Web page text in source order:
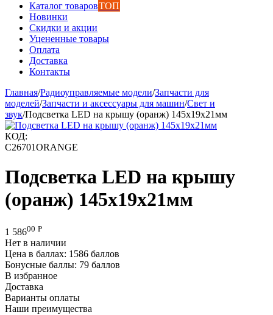
Каталог товаровТОП
Новинки
Скидки и акции
Уцененные товары
Оплата
Доставка
Контакты
Главная/Радиоуправляемые модели/Запчасти для
моделей/Запчасти и аксессуары для машин/Свет и
звук/Подсветка LED на крышу (оранж) 145х19х21мм
КОД:
C26701ORANGE
Подсветка LED на крышу
(оранж) 145х19х21мм
1 58600 Р
Нет в наличии
Цена в баллах: 1586 баллов
Бонусные баллы: 79 баллов
В избранное
Доставка
Варианты оплаты
Наши преимущества